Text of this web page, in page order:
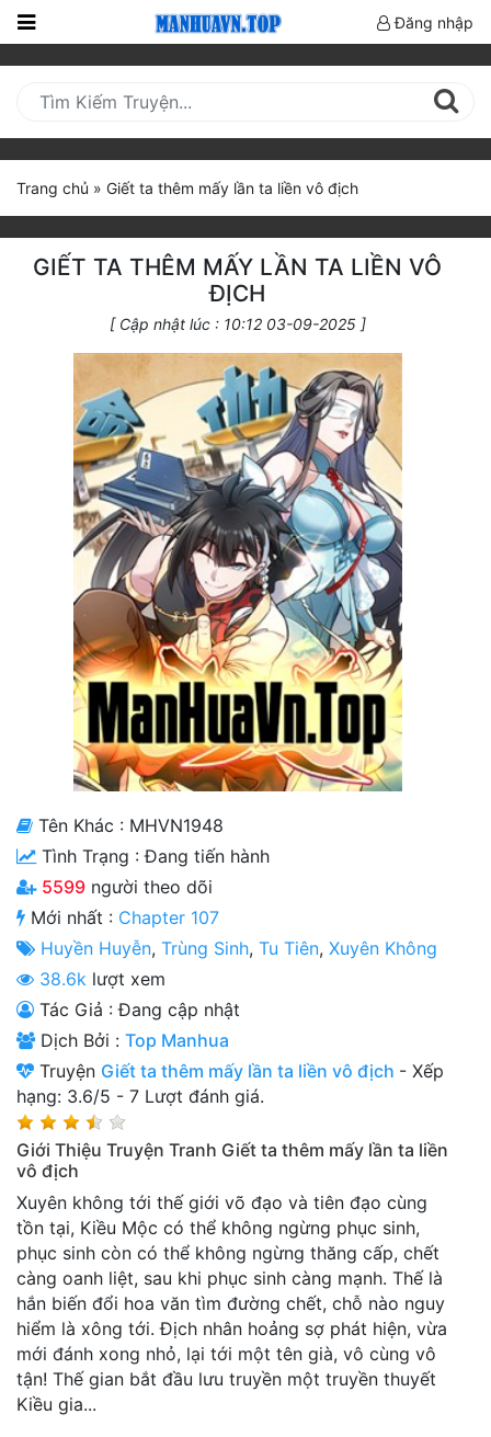
Nhật
(current)
BXH
Truyện HOT
Truyện Mới Ra
Hoàn Thành
Huyền Huyễn
Kinh Dị
Mạt Thế
Ngôn Tình
Thanh xuân - Vườn trường
Truyện AI
Truyện Sáng Tác
Trọng sinh
Tu Tiên
Xuyên Không
Đô Thị
Tin
Tức
Đăng nhập
Trang chủ » Giết ta thêm mấy lần ta liền vô địch
GIẾT TA THÊM MẤY LẦN TA LIỀN VÔ
ĐỊCH
[ Cập nhật lúc : 10:12 03-09-2025 ]
Tên Khác : MHVN1948
Tình Trạng :Đang tiến hành
5599 người theo dõi
Mới nhất : Chapter 107
Huyền Huyễn, Trùng Sinh, Tu Tiên, Xuyên Không
38.6k lượt xem
Tác Giả : Đang cập nhật
Dịch Bởi : Top Manhua
Truyện Giết ta thêm mấy lần ta liền vô địch - Xếp
hạng: 3.6/5 - 7 Lượt đánh giá.
Giới Thiệu Truyện Tranh Giết ta thêm mấy lần ta liền
vô địch
Xuyên không tới thế giới võ đạo và tiên đạo cùng
tồn tại, Kiều Mộc có thể không ngừng phục sinh,
phục sinh còn có thể không ngừng thăng cấp, chết
càng oanh liệt, sau khi phục sinh càng mạnh. Thế là
hắn biến đổi hoa văn tìm đường chết, chỗ nào nguy
hiểm là xông tới. Địch nhân hoảng sợ phát hiện, vừa
mới đánh xong nhỏ, lại tới một tên già, vô cùng vô
tận! Thế gian bắt đầu lưu truyền một truyền thuyết
Kiều gia...